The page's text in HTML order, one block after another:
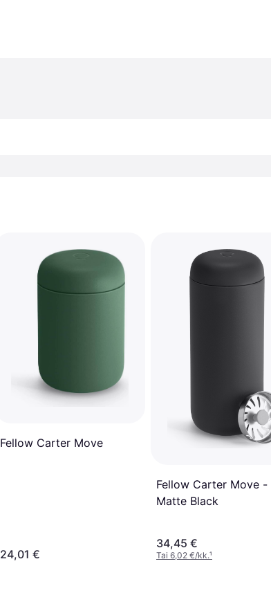
Fellow Carter Move
24,01 €
Fellow Carter Move -
Matte Black
34,45 €
Tai 6,02 €/kk.¹